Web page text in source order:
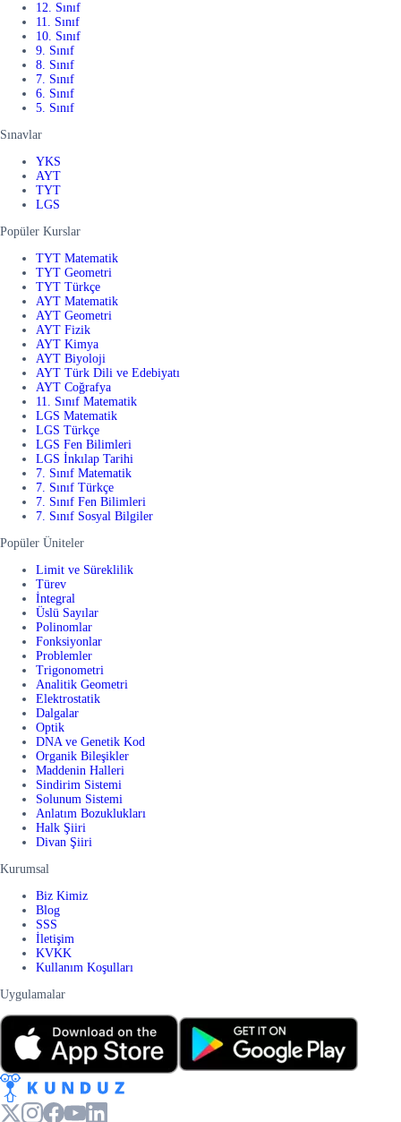
12. Sınıf
11. Sınıf
10. Sınıf
9. Sınıf
8. Sınıf
7. Sınıf
6. Sınıf
5. Sınıf
Sınavlar
YKS
AYT
TYT
LGS
Popüler Kurslar
TYT Matematik
TYT Geometri
TYT Türkçe
AYT Matematik
AYT Geometri
AYT Fizik
AYT Kimya
AYT Biyoloji
AYT Türk Dili ve Edebiyatı
AYT Coğrafya
11. Sınıf Matematik
LGS Matematik
LGS Türkçe
LGS Fen Bilimleri
LGS İnkılap Tarihi
7. Sınıf Matematik
7. Sınıf Türkçe
7. Sınıf Fen Bilimleri
7. Sınıf Sosyal Bilgiler
Popüler Üniteler
Limit ve Süreklilik
Türev
İntegral
Üslü Sayılar
Polinomlar
Fonksiyonlar
Problemler
Trigonometri
Analitik Geometri
Elektrostatik
Dalgalar
Optik
DNA ve Genetik Kod
Organik Bileşikler
Maddenin Halleri
Sindirim Sistemi
Solunum Sistemi
Anlatım Bozuklukları
Halk Şiiri
Divan Şiiri
Kurumsal
Biz Kimiz
Blog
SSS
İletişim
KVKK
Kullanım Koşulları
Uygulamalar